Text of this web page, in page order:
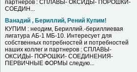
партнеров : СПЛАВЫ- ОКСИДЫ- ПОРОШКИ-
СОЕДИН...
Ванадий , Бериллий, Рений Купим!
КУПИМ : неодим, Бериллий.-бериллиевая
лигатура АБ-1 МБ-10. Интересует для
собственных потребностей и потребностей
наших коллег и партнеров : СПЛАВЫ-
ОКСИДЫ- ПОРОШКИ- СОЕДИНЕНИЯ-
ПЕРВИЧНЫЕ ФОРМЫ следую...